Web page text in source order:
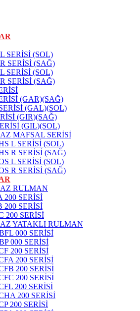
SERİSİ (SOL)
SERİSİ (SAĞ)
SERİSİ (SOL)
SERİSİ (SAĞ)
(GAR)(SAĞ)
(GAL)(SOL)
(GIR)(SAĞ)
(GIL)(SOL)
MAFSAL SERİSİ
L SERİSİ (SOL)
R SERİSİ (SAĞ)
L SERİSİ (SOL)
R SERİSİ (SAĞ)
RULMAN
200 SERİSİ
200 SERİSİ
200 SERİSİ
YATAKLI RULMAN
000 SERİSİ
000 SERİSİ
200 SERİSİ
200 SERİSİ
200 SERİSİ
200 SERİSİ
200 SERİSİ
200 SERİSİ
200 SERİSİ